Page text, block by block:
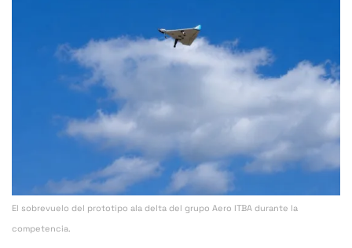
El sobrevuelo del prototipo ala delta del grupo Aero ITBA durante la
competencia.